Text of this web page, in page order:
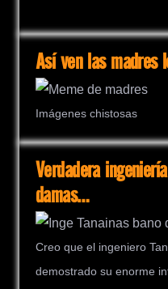
Así ven las madres
Imágenes chistosas
Verdadera
damas…
Creo que el ingeniero
demostrado su enorme